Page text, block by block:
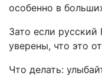
особенно в
Зато если
уверены, что это
Что делать: